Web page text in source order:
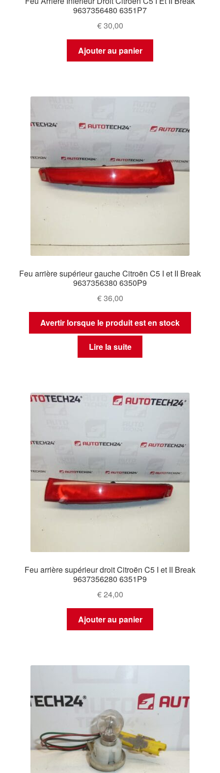
9637356480 6351P7
€30,00
Ajouter au panier
Feu arrière supérieur gauche Citroën C5 I et II Break
9637356380 6350P9
€36,00
Avertir lorsque le produit est en stock
Lire la suite
Feu arrière supérieur droit Citroën C5 I et II Break
9637356280 6351P9
€24,00
Ajouter au panier